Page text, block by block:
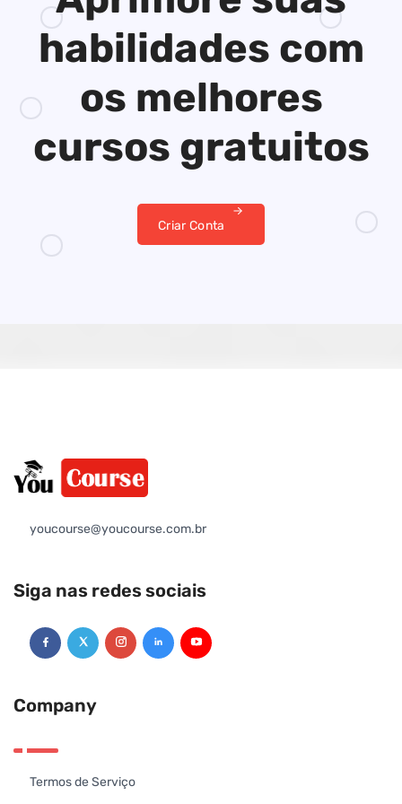
habilidades com
os melhores
cursos gratuitos
Criar Conta
youcourse@youcourse.com.br
Siga nas redes sociais
Company
Termos de Serviço